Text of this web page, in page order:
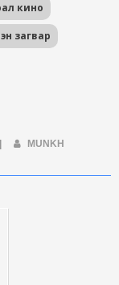
кино
загвар
MUNKH